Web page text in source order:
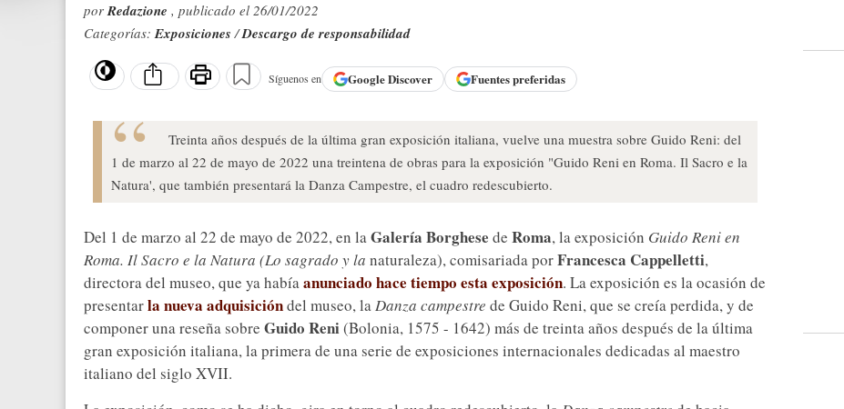
porRedazione , publicado el 26/01/2022
Categorías:Exposiciones/Descargo de responsabilidad
Síguenos en GoogleDiscover Fuentes preferidas
Treinta años después de la última gran exposición italiana, vuelve una muestra sobre Guido Reni: del
1 de marzo al 22 de mayo de 2022 una treintena de obras para la exposición "Guido Reni en Roma. Il Sacro e la
Natura', que también presentará la Danza Campestre, el cuadro redescubierto.
Del 1 de marzo al 22 de mayo de 2022, en laGalería Borghese de Roma, la exposición Guido Reni en
Roma. Il Sacro e la Natura (Lo sagrado y la naturaleza), comisariada porFrancesca Cappelletti,
directora del museo, que ya habíaanunciado hace tiempo esta exposición. La exposición es la ocasión de
presentarla nueva adquisicióndel museo, laDanza campestre de Guido Reni, que se creía perdida, y de
componer una reseña sobre Guido Reni(Bolonia, 1575 - 1642) más de treinta años después de la última
gran exposición italiana, la primera de una serie de exposiciones internacionales dedicadas al maestro
italiano del siglo XVII.